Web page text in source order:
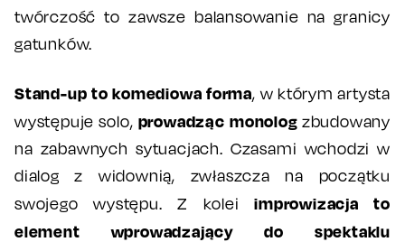
twórczość to zawsze balansowanie na granicy
gatunków.
Stand-up to komediowa forma, w którym artysta
występuje solo, prowadząc monologzbudowany
na zabawnych sytuacjach. Czasami wchodzi w
dialog z widownią, zwłaszcza na początku
swojego występu. Z koleiimprowizacja to
element wprowadzający do spektaklu